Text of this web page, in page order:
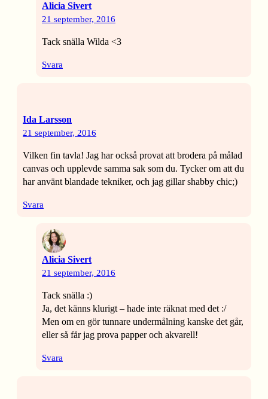
Alicia Sivert
21 september, 2016
Tack snälla Wilda <3
Svara
Ida Larsson
21 september, 2016
Vilken fin tavla! Jag har också provat att brodera på målad
canvas och upplevde samma sak som du. Tycker om att du
har använt blandade tekniker, och jag gillar shabby chic;)
Svara
Alicia Sivert
21 september, 2016
Tack snälla :)
Ja, det känns klurigt – hade inte räknat med det :/
Men om en gör tunnare undermålning kanske det går,
eller så får jag prova papper och akvarell!
Svara